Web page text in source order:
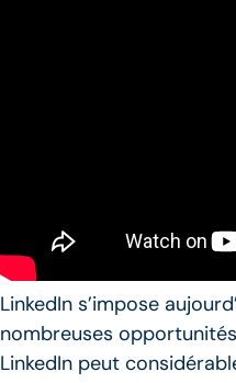
LinkedIn s’impose
nombreuses
LinkedIn peut